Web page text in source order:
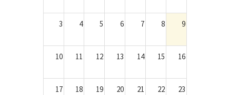
3 4 5 6 7 8 9
10 11 12 13 14 15 16
17 18 19 20 21 22 23